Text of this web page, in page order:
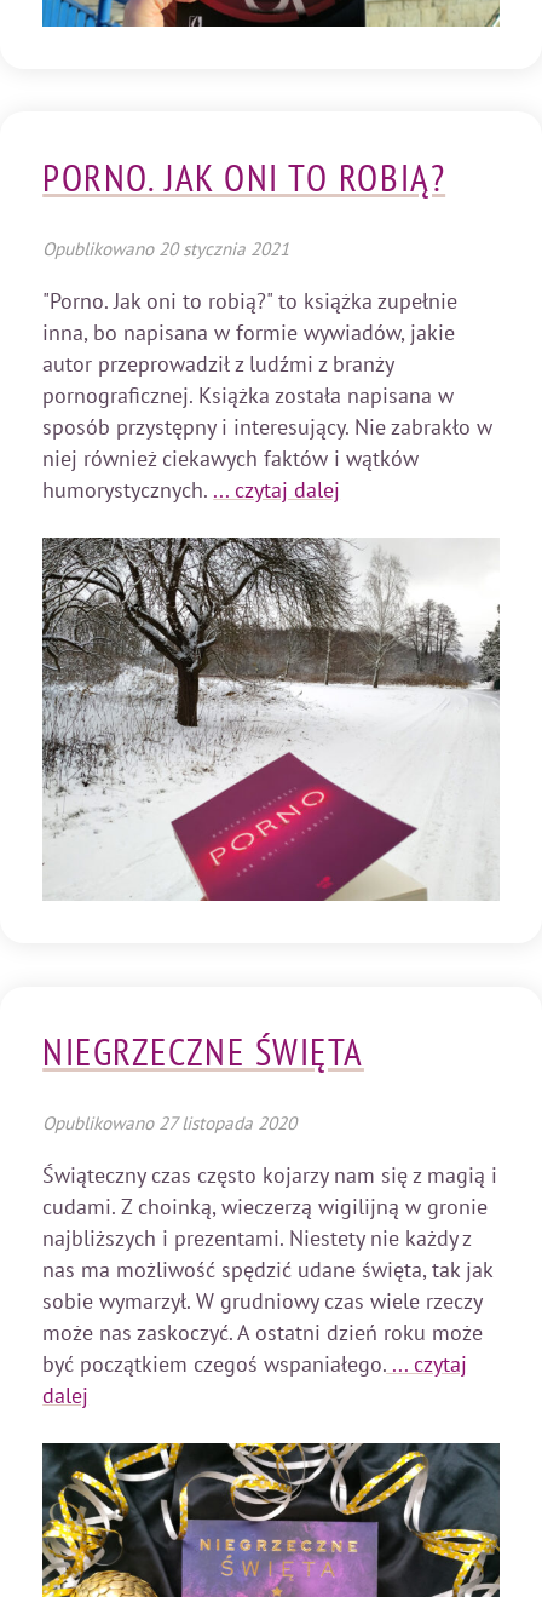
PORNO. JAK ONI TO ROBIĄ?
Opublikowano 20 stycznia 2021
"Porno. Jak oni to robią?" to książka zupełnie
inna, bo napisana w formie wywiadów, jakie
autor przeprowadził z ludźmi z branży
pornograficznej. Książka została napisana w
sposób przystępny i interesujący. Nie zabrakło w
niej również ciekawych faktów i wątków
humorystycznych. ... czytaj dalej
NIEGRZECZNE ŚWIĘTA
Opublikowano 27 listopada 2020
Świąteczny czas często kojarzy nam się z magią i
cudami. Z choinką, wieczerzą wigilijną w gronie
najbliższych i prezentami. Niestety nie każdy z
nas ma możliwość spędzić udane święta, tak jak
sobie wymarzył. W grudniowy czas wiele rzeczy
może nas zaskoczyć. A ostatni dzień roku może
być początkiem czegoś wspaniałego. ... czytaj
dalej